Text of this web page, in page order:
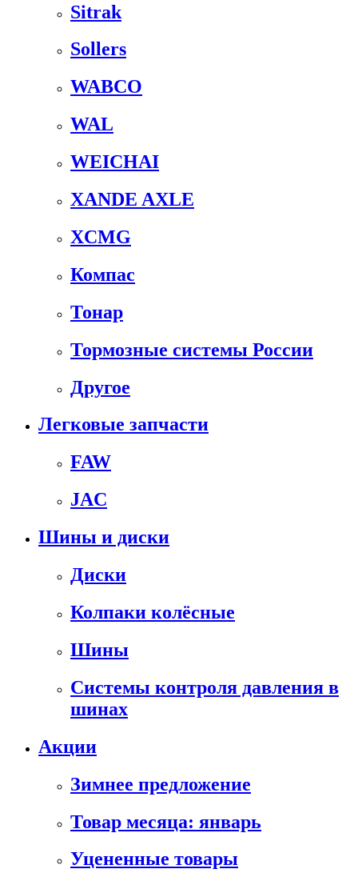
Sitrak
Sollers
WABCO
WAL
WEICHAI
XANDE AXLE
XCMG
Компас
Тонар
Тормозные системы России
Другое
Легковые запчасти
FAW
JAC
Шины и диски
Диски
Колпаки колёсные
Шины
Системы контроля давления в
шинах
Акции
Зимнее предложение
Товар месяца: январь
Уцененные товары